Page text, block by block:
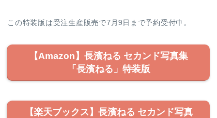
この特装版は受注生産販売で7月9日まで予約受付中。
【Amazon】長濱ねる セカンド写真集
「長濱ねる」特装版
【楽天ブックス】長濱ねる セカンド写真